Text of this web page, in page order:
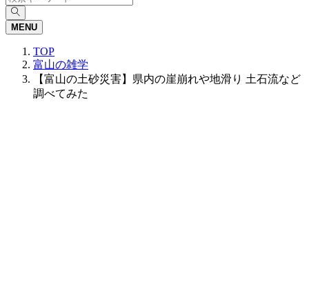
MENU
TOP
富山の雑学
【富山の土砂災害】県内の崖崩れや地滑り 土石流など
調べてみた